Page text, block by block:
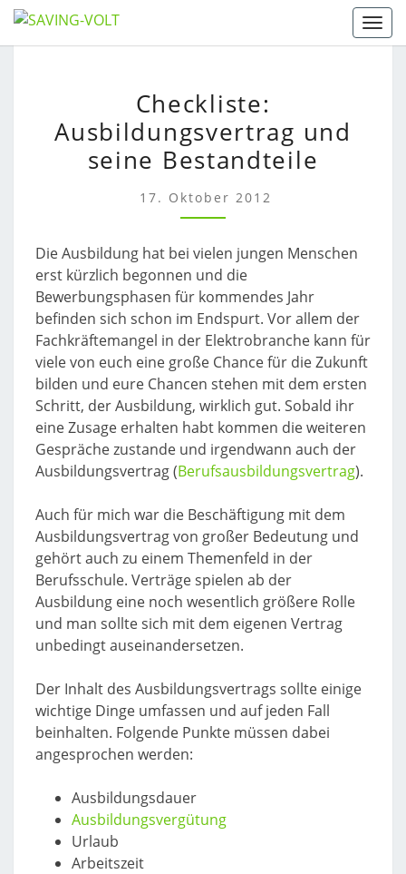
Skip
to
AUSBILDUNGSVERTRAG
UND
SEINE
BESTANDTEILE
Checkliste:
Ausbildungsvertrag und
seine Bestandteile
17. Oktober 2012
Die Ausbildung hat bei vielen jungen Menschen
erst kürzlich begonnen und die
Bewerbungsphasen für kommendes Jahr
befinden sich schon im Endspurt. Vor allem der
Fachkräftemangel in der Elektrobranche kann für
viele von euch eine große Chance für die Zukunft
bilden und eure Chancen stehen mit dem ersten
Schritt, der Ausbildung, wirklich gut. Sobald ihr
eine Zusage erhalten habt kommen die weiteren
Gespräche zustande und irgendwann auch der
Ausbildungsvertrag (Berufsausbildungsvertrag).
Auch für mich war die Beschäftigung mit dem
Ausbildungsvertrag von großer Bedeutung und
gehört auch zu einem Themenfeld in der
Berufsschule. Verträge spielen ab der
Ausbildung eine noch wesentlich größere Rolle
und man sollte sich mit dem eigenen Vertrag
unbedingt auseinandersetzen.
Der Inhalt des Ausbildungsvertrags sollte einige
wichtige Dinge umfassen und auf jeden Fall
beinhalten. Folgende Punkte müssen dabei
angesprochen werden:
Ausbildungsdauer
Ausbildungsvergütung
Urlaub
Arbeitszeit